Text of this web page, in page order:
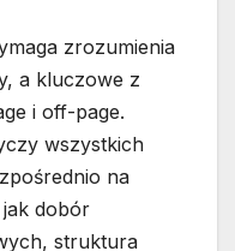
zrozumienia
a kluczowe z
i off-page.
wszystkich
na
dobór
struktura